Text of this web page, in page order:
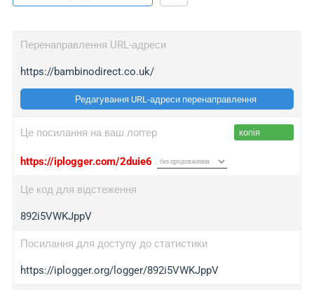
Перенаправлення URL-адреси
https://bambinodirect.co.uk/
Редагування URL-адреси перенаправлення
Це посилання на ваш логгер копія
https://iplogger.com/2duie6
Це код для відстеження
892i5VWKJppV
Посилання для доступу до статистики
https://iplogger.org/logger/892i5VWKJppV